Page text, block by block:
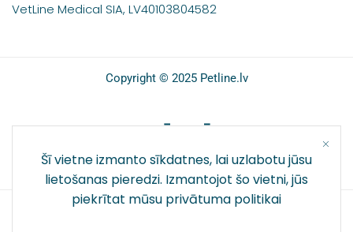
Šī vietne izmanto sīkdatnes, lai uzlabotu jūsu
lietošanas pieredzi. Izmantojot šo vietni, jūs
piekrītat mūsu privātuma politikai
VetLine Medical SIA, LV40103804582
Copyright © 2025 Petline.lv
SOCIĀLIE TĪKLI